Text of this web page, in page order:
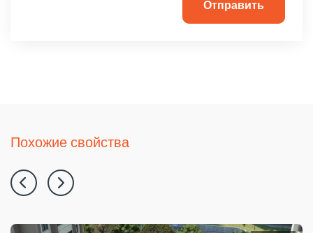
Отправить
Похожие свойства